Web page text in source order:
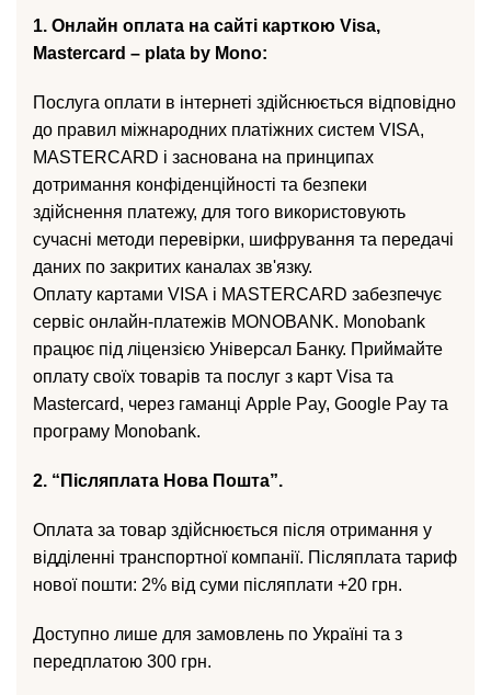
1. Онлайн оплата на сайті карткою Visa,
Mastercard – plata by Mono:
Послуга оплати в інтернеті здійснюється відповідно
до правил міжнародних платіжних систем VISА,
MASTERCARD і заснована на принципах
дотримання конфіденційності та безпеки
здійснення платежу, для того використовують
сучасні методи перевірки, шифрування та передачі
даних по закритих каналах зв'язку.
Оплату картами VISА і MASTERCARD забезпечує
сервіс онлайн-платежів MONOBANK. Monobank
працює під ліцензією Універсал Банку. Приймайте
оплату своїх товарів та послуг з карт Visa та
Mastercard, через гаманці Apple Pay, Google Pay та
програму Monobank.
2. “Післяплата Нова Пошта”.
Оплата за товар здійснюється після отримання у
відділенні транспортної компанії. Післяплата тариф
нової пошти: 2% від суми післяплати +20 грн.
Доступно лише для замовлень по Україні та з
передплатою 300 грн.